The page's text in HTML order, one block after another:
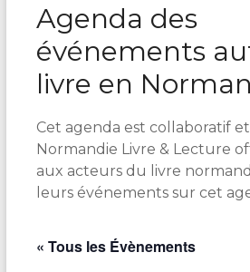
Agenda des
événements
livre en
Cet agenda est collaboratif
Normandie Livre & Lecture
aux acteurs du livre
leurs événements sur cet
« Tous les Évènements